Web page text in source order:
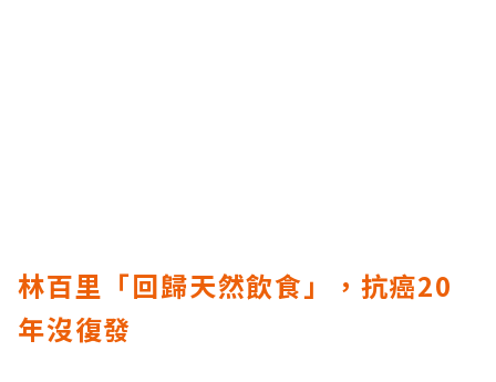
林百里「回歸天然飲食」，抗癌20
年沒復發